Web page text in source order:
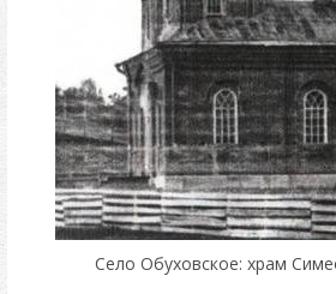
Село Обуховское: храм